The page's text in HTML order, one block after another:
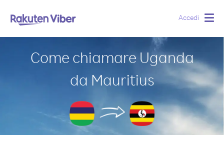
Accedi
Come chiamare Uganda
da Mauritius